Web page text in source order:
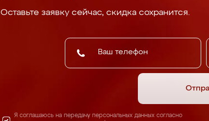
Оставьте заявку сейчас, скидка сохранится.
Я соглашаюсь на передачу персональных данных согласно